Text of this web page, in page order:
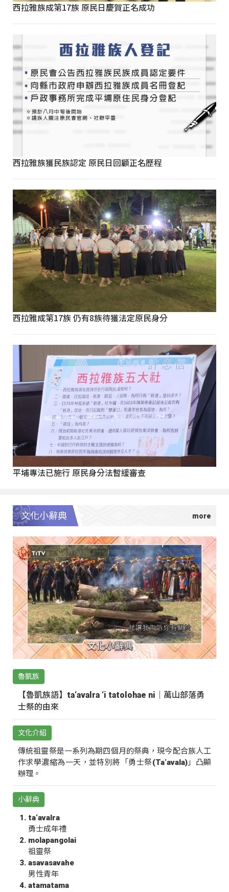
西拉雅族成第17族 原民日慶賀正名成功
西拉雅族獲民族認定 原民日回顧正名歷程
西拉雅成第17族 仍有8族待獲法定原民身分
平埔專法已施行 原民身分法暫緩審查
文化小辭典
魯凱族
【魯凱族語】ta‘avalra ‘i tatolohae ni｜萬山部落勇
士祭的由來
文化介紹
傳統祖靈祭是一系列為期四個月的祭典，現今配合族人工
作求學濃縮為一天，並特別將「勇士祭(Ta‘avala)」凸顯
辦理。
小辭典
ta‘avalra
勇士成年禮
molapangolai
祖靈祭
asavasavahe
男性青年
atamatama